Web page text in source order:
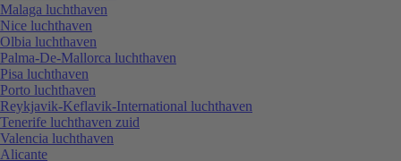
Malaga luchthaven
Nice luchthaven
Olbia luchthaven
Palma-De-Mallorca luchthaven
Pisa luchthaven
Porto luchthaven
Reykjavik-Keflavik-International luchthaven
Tenerife luchthaven zuid
Valencia luchthaven
Alicante